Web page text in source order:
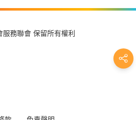
務聯會 保留所有權利